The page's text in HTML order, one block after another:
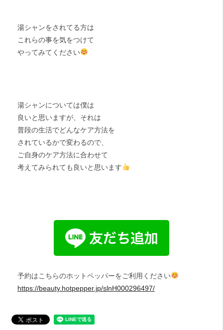
湯シャンをされてる方は
これらの事を気をつけて
やってみてください
湯シャンについては僕は
良いと思いますが、それは
普段の生活でどんなケア方法を
されているかで変わるので、
ご自身のケア方法に合わせて
考えてみられても良いと思います
予約はこちらのホットペッパーをご利用ください
https://beauty.hotpepper.jp/slnH000296497/